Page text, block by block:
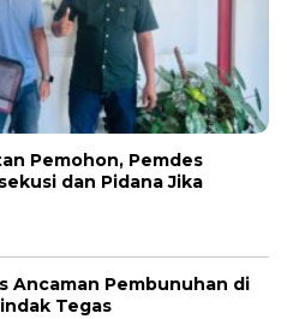
Pemohon, Pemdes
dan Pidana Jika
Ancaman Pembunuhan di
Tegas